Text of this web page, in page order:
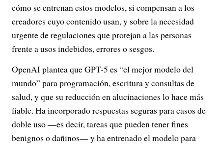
cómo se entrenan estos modelos, si compensan a los
creadores cuyo contenido usan, y sobre la necesidad
urgente de regulaciones que protejan a las personas
frente a usos indebidos, errores o sesgos.
OpenAI plantea que GPT-5 es “el mejor modelo del
mundo” para programación, escritura y consultas de
salud, y que su reducción en alucinaciones lo hace más
fiable. Ha incorporado respuestas seguras para casos de
doble uso —es decir, tareas que pueden tener fines
benignos o dañinos— y ha entrenado el modelo para